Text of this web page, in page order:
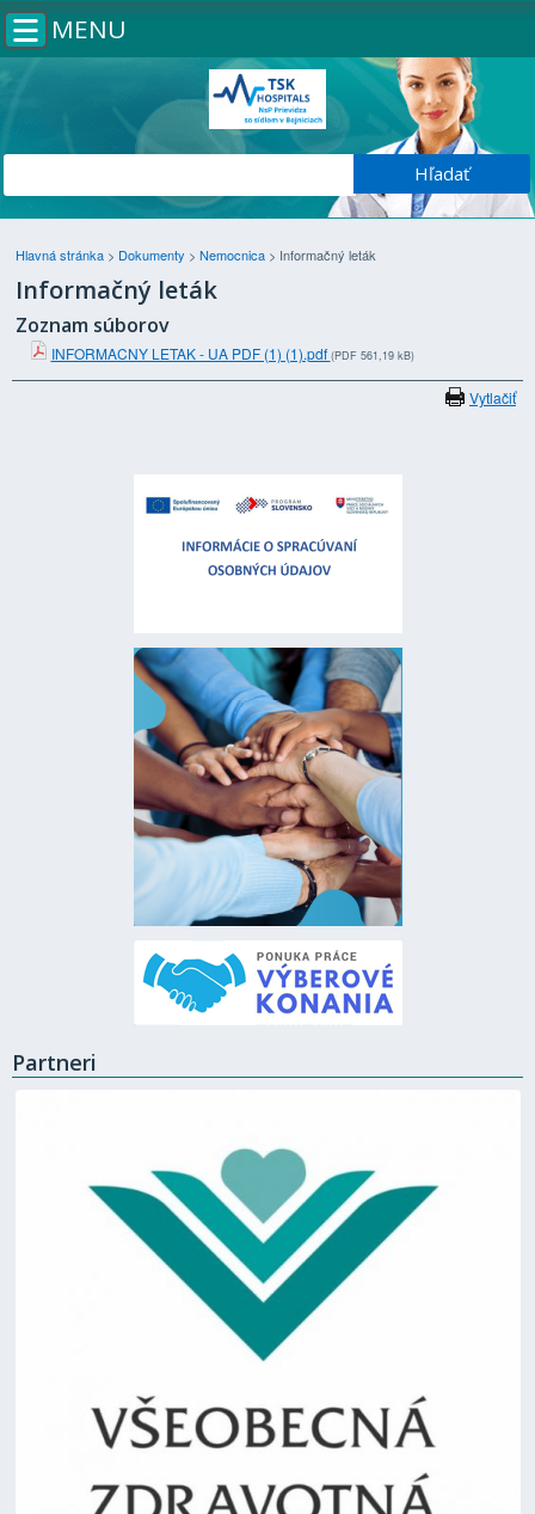
MENU
Hlavná stránka > Dokumenty > Nemocnica > Informačný leták
Informačný leták
Zoznam súborov
INFORMACNY LETAK - UA PDF (1) (1).pdf (PDF 561,19 kB)
Vytlačiť
Partneri